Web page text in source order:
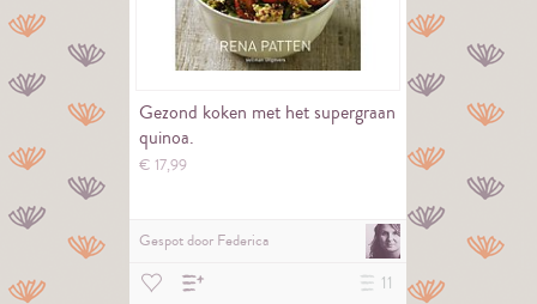
Gezond koken met het supergraan
quinoa.
€ 17,99
Gespot door Federica
11